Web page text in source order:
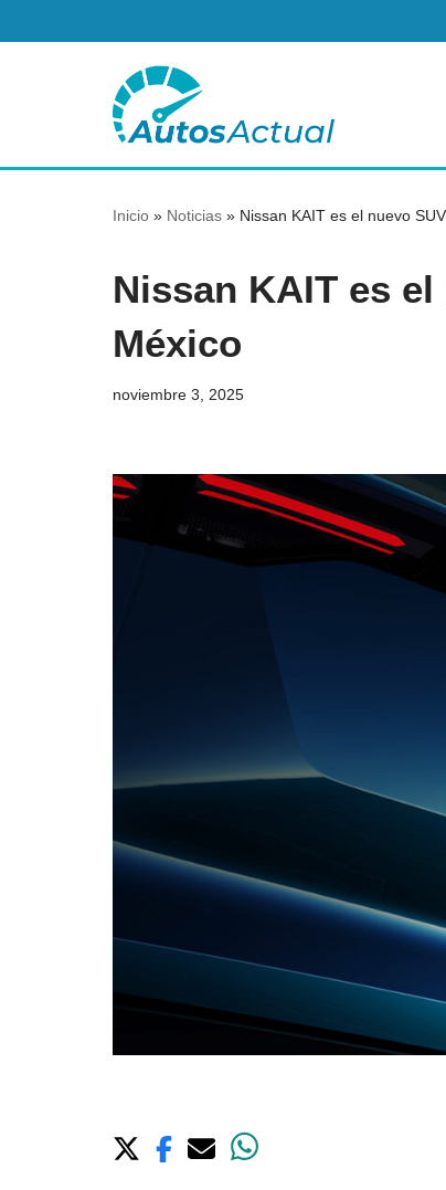
contenido
Inicio » Noticias » Nissan KAIT es el nuevo
Nissan KAIT es
México
noviembre 3, 2025